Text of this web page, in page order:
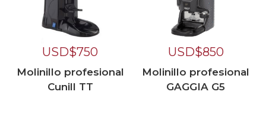
USD$750
Molinillo profesional
Cunill TT
USD$850
Molinillo profesional
GAGGIA G5